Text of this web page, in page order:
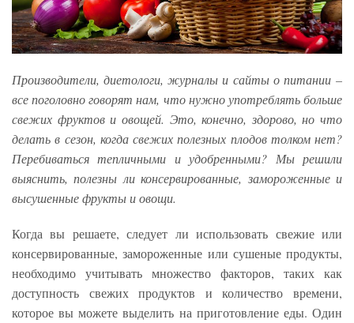
Производители, диетологи, журналы и сайты о питании –
все поголовно говорят нам, что нужно употреблять больше
свежих фруктов и овощей. Это, конечно, здорово, но что
делать в сезон, когда свежих полезных плодов толком нет?
Перебиваться тепличными и удобренными? Мы решили
выяснить, полезны ли консервированные, замороженные и
высушенные фрукты и овощи.
Когда вы решаете, следует ли использовать свежие или
консервированные, замороженные или сушеные продукты,
необходимо учитывать множество факторов, таких как
доступность свежих продуктов и количество времени,
которое вы можете выделить на приготовление еды. Один